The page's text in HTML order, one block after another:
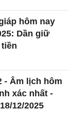
hôm nay
Dần giữ
- Âm lịch hôm
xác nhất -
12/2025